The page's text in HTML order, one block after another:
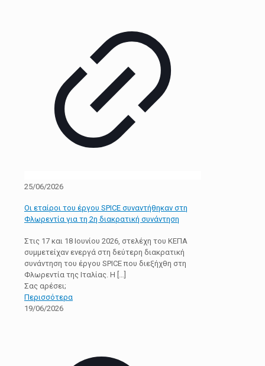
25/06/2026
Οι εταίροι του έργου SPICE συναντήθηκαν στη
Φλωρεντία για τη 2η διακρατική συνάντηση
Στις 17 και 18 Ιουνίου 2026, στελέχη του ΚΕΠΑ
συμμετείχαν ενεργά στη δεύτερη διακρατική
συνάντηση του έργου SPICE που διεξήχθη στη
Φλωρεντία της Ιταλίας. Η […]
Σας αρέσει;
Περισσότερα
19/06/2026